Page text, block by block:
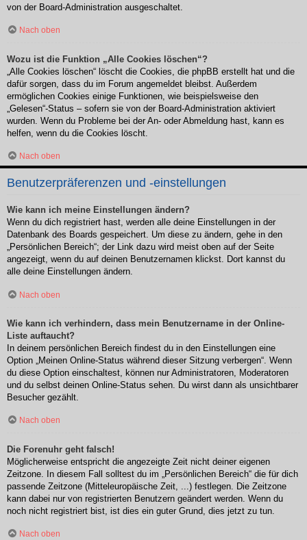
von der Board-Administration ausgeschaltet.
Nach oben
Wozu ist die Funktion „Alle Cookies löschen“?
„Alle Cookies löschen“ löscht die Cookies, die phpBB erstellt hat und die
dafür sorgen, dass du im Forum angemeldet bleibst. Außerdem
ermöglichen Cookies einige Funktionen, wie beispielsweise den
„Gelesen“-Status – sofern sie von der Board-Administration aktiviert
wurden. Wenn du Probleme bei der An- oder Abmeldung hast, kann es
helfen, wenn du die Cookies löscht.
Nach oben
Benutzerpräferenzen und -einstellungen
Wie kann ich meine Einstellungen ändern?
Wenn du dich registriert hast, werden alle deine Einstellungen in der
Datenbank des Boards gespeichert. Um diese zu ändern, gehe in den
„Persönlichen Bereich“; der Link dazu wird meist oben auf der Seite
angezeigt, wenn du auf deinen Benutzernamen klickst. Dort kannst du
alle deine Einstellungen ändern.
Nach oben
Wie kann ich verhindern, dass mein Benutzername in der Online-
Liste auftaucht?
In deinem persönlichen Bereich findest du in den Einstellungen eine
Option „Meinen Online-Status während dieser Sitzung verbergen“. Wenn
du diese Option einschaltest, können nur Administratoren, Moderatoren
und du selbst deinen Online-Status sehen. Du wirst dann als unsichtbarer
Besucher gezählt.
Nach oben
Die Forenuhr geht falsch!
Möglicherweise entspricht die angezeigte Zeit nicht deiner eigenen
Zeitzone. In diesem Fall solltest du im „Persönlichen Bereich“ die für dich
passende Zeitzone (Mitteleuropäische Zeit, ...) festlegen. Die Zeitzone
kann dabei nur von registrierten Benutzern geändert werden. Wenn du
noch nicht registriert bist, ist dies ein guter Grund, dies jetzt zu tun.
Nach oben